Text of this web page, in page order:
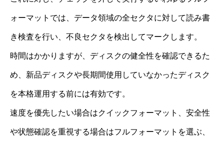
ォーマットでは、データ領域の全セクタに対して読み書
き検査を行い、不良セクタを検出してマークします。
時間はかかりますが、ディスクの健全性を確認できるた
め、新品ディスクや長期間使用していなかったディスク
を本格運用する前には有効です。
速度を優先したい場合はクイックフォーマット、安全性
や状態確認を重視する場合はフルフォーマットを選ぶ、